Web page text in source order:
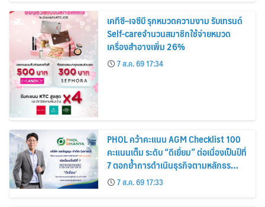
เคทีซี–เจซีบี รุกหมวดความงาม รับเทรนด์
Self-careจำนวนสมาชิกใช้จ่ายหมวด
เครื่องสำอางเพิ่ม 26%
7 ส.ค. 69 17:34
PHOL คว้าคะแนน AGM Checklist 100
คะแนนเต็ม ระดับ “ดีเยี่ยม” ต่อเนื่องเป็นปีที่
7 ตอกย้ำการดำเนินธุรกิจตามหลักธร
รมาภิบาล โปร่งใส สร้างความเชื่อมั่นผู้ถือ
หุ้น
7 ส.ค. 69 17:33